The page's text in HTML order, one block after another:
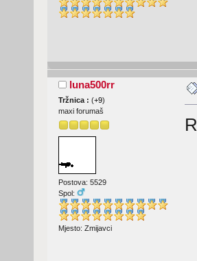
luna500rr
Tržnica : (+9)
maxi forumaš
Postova: 5529
Spol:
Mjesto: Zmijavci